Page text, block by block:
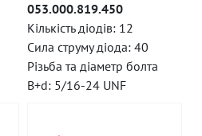
053.000.819.450
Кількість діодів: 12
Сила струму діода: 40
Різьба та діаметр болта
B+d: 5/16-24 UNF